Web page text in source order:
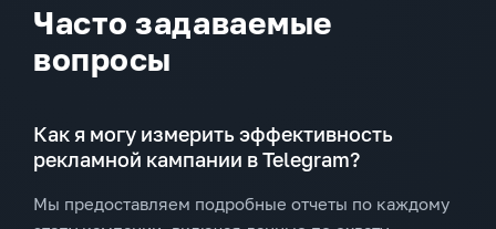
Часто задаваемые
вопросы
Как я могу измерить эффективность
рекламной кампании в Telegram?
Мы предоставляем подробные отчеты по каждому